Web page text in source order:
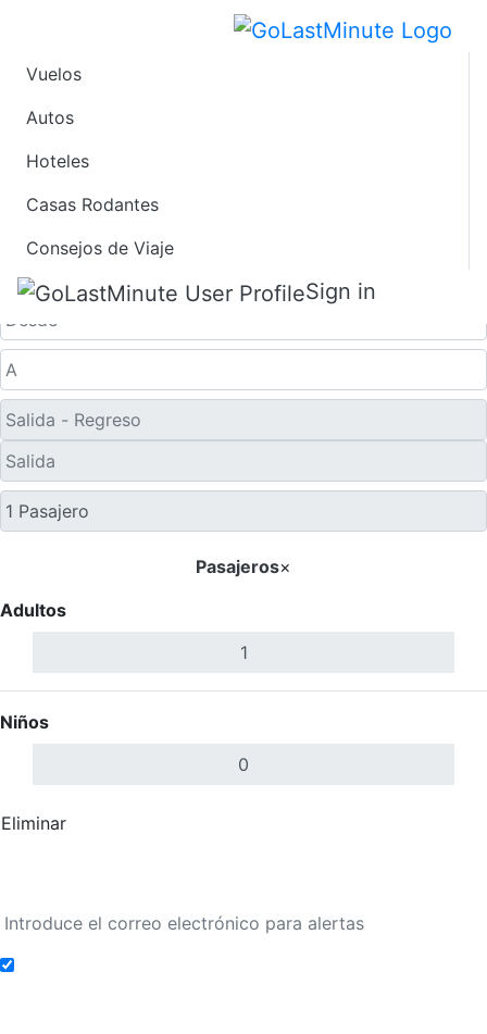
Vuelos
Autos
Hoteles
Casas Rodantes
Consejos de Viaje
Sign in
Ofertas de Viaje de
Último Minuto a
Solo ida
Pasajeros×
Adultos
Niños
Eliminar